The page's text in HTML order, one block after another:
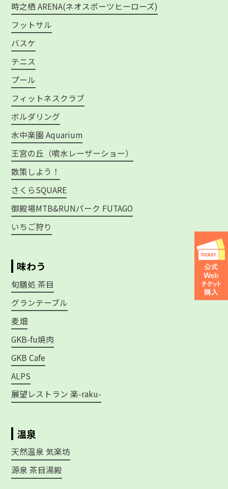
時之栖 ARENA(ネオスポーツヒーローズ)
フットサル
バスケ
テニス
プール
フィットネスクラブ
ボルダリング
水中楽園 Aquarium
王宮の丘（噴水レーザーショー）
散策しよう！
さくらSQUARE
御殿場MTB&RUNパーク FUTAGO
いちご狩り
味わう
旬膳処 茶目
グランテーブル
麦畑
GKB-fu焼肉
GKB Cafe
ALPS
展望レストラン 楽-raku-
温泉
天然温泉 気楽坊
源泉 茶目湯殿